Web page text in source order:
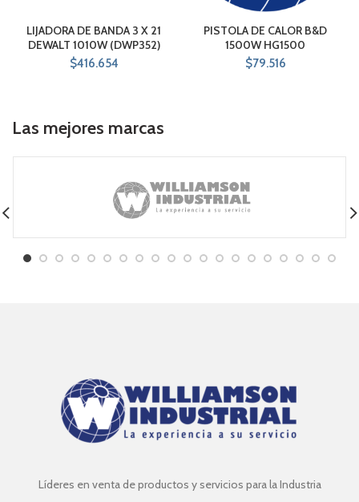
LIJADORA DE BANDA 3 X 21
DEWALT 1010W (DWP352)
$416.654
PISTOLA DE CALOR B&D
1500W HG1500
$79.516
Las mejores marcas
Líderes en venta de productos y servicios para la Industria